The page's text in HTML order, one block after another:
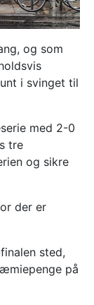
og som
i svinget til
med 2-0
tre
og sikre
der er
sted,
på